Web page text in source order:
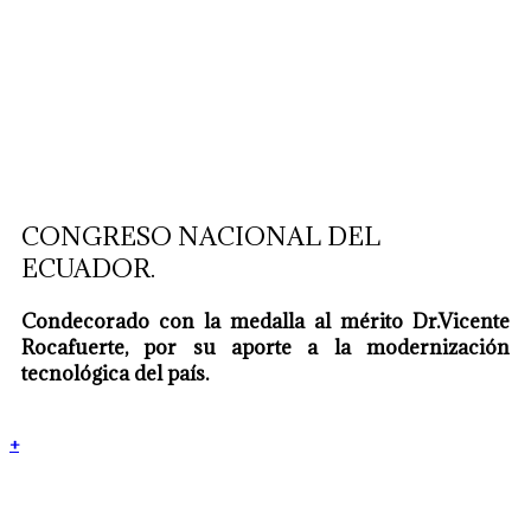
CONGRESO NACIONAL DEL
ECUADOR.
Condecorado con la medalla al mérito Dr.Vicente
Rocafuerte, por su aporte a la modernización
tecnológica del país.
+